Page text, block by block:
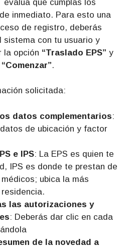
evalúa que cumplas los
inmediato. Para esto una
de registro, deberás
sistema con tu usuario y
la opción “Traslado EPS” y
“Comenzar”.
solicitada:
datos complementarios:
de ubicación y factor
e IPS: La EPS es quien te
IPS es donde te prestan de
ubica la más
las autorizaciones y
: Deberás dar clic en cada
de la novedad a